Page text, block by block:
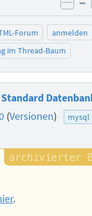
Forum
anmelden
im Thread-Baum
(Versionen) mysql
.